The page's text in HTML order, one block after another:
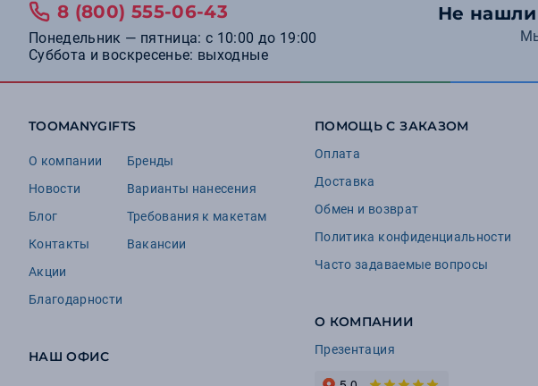
Stride 16
Manevr 13
Portobello 8
Unit 8
Tour de Grass 7
Chili
Naturehike
Very Marque
Cerruti 1881
Ninetygo 5
Не нашли
8 (800) 555-06-43
Понедельник — пятница: с 10:00 до 19:00
Суббота и воскресенье: выходные
TOOMANYGIFTS
О компании
Новости
Блог
Контакты
Акции
Благодарности
Бренды
Варианты нанесения
Требования к макетам
Вакансии
НАШ ОФИС
ПОМОЩЬ С ЗАКАЗОМ
Оплата
Доставка
Обмен и возврат
Политика конфиденциальности
Часто задаваемые вопросы
О КОМПАНИИ
Презентация